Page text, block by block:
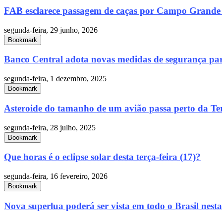
FAB esclarece passagem de caças por Campo
segunda-feira, 29 junho, 2026
Bookmark
Banco Central adota novas medidas de segurança
segunda-feira, 1 dezembro, 2025
Bookmark
Asteroide do tamanho de um avião passa perto da
segunda-feira, 28 julho, 2025
Bookmark
Que horas é o eclipse solar desta terça-feira (17)?
segunda-feira, 16 fevereiro, 2026
Bookmark
Nova superlua poderá ser vista em todo o Brasil